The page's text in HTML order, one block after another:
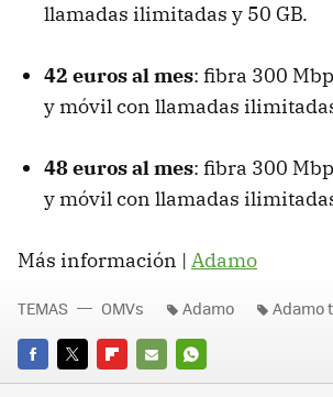
llamadas ilimitadas y 50 GB.
42 euros al mes: fibra 300
y móvil con llamadas
48 euros al mes: fibra 300
y móvil con llamadas
Más información | Adamo
FACEBOOK
TWITTERFLIPBOARD
E-
WHATSAPP
TEMAS OMVs Adamo Adamo